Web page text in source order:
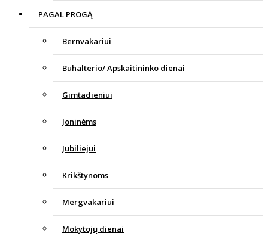
PAGAL PROGĄ
Bernvakariui
Buhalterio/ Apskaitininko dienai
Gimtadieniui
Joninėms
Jubiliejui
Krikštynoms
Mergvakariui
Mokytojų dienai